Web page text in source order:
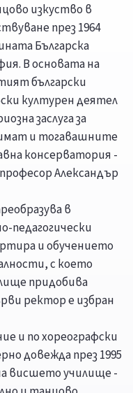
изкуство в
през 1964
Българска
В основата на
български
културен деятел
заслуга за
и тогавашните
консерватория -
Александър
в
педагогически
и обучението
с което
придобива
ректор е избран
и по хореографски
довежда през 1995
висшето училище -